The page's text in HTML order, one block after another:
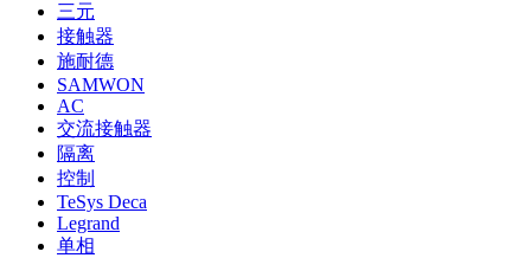
三元
接触器
施耐德
SAMWON
AC
交流接触器
隔离
控制
TeSys Deca
Legrand
单相